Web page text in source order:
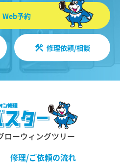
Web予約
修理依頼/相談
ローウィングツリー
修理/ご依頼の流れ